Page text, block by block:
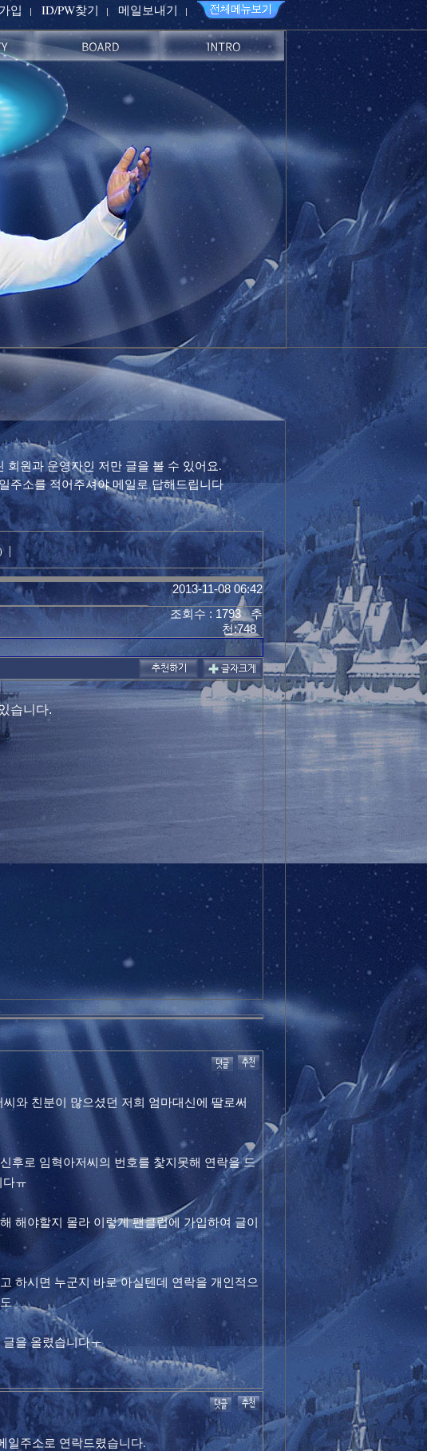
입 ID/PW찾기 메일보내기
회원과 운영자인 저만 글을 볼 수 있어요.
주소를 적어주셔야 메일로 답해드립니다
|
2013-11-08 06:42
조회수 : 1793 추
천:748
습니다.
와 친분이 많으셨던 저희 엄마대신에 딸로써
후로 임혁아저씨의 번호를 찿지못해 연락을 드
ㅠ
해야할지 몰라 이렇게 팬클럽에 가입하여 글이
하시면 누군지 바로 아실텐데 연락을 개인적으
을 올렸습니다ㅜ
일주소로 연락드렸습니다.